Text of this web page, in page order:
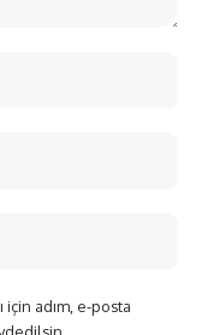
adım, e-posta